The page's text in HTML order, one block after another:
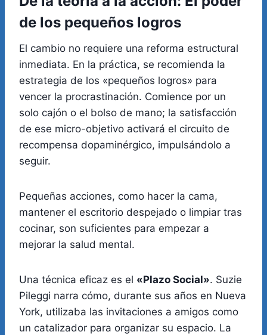
de los pequeños logros
El cambio no requiere una reforma estructural
inmediata. En la práctica, se recomienda la
estrategia de los «pequeños logros» para
vencer la procrastinación. Comience por un
solo cajón o el bolso de mano; la satisfacción
de ese micro-objetivo activará el circuito de
recompensa dopaminérgico, impulsándolo a
seguir.
Pequeñas acciones, como hacer la cama,
mantener el escritorio despejado o limpiar tras
cocinar, son suficientes para empezar a
mejorar la salud mental.
Una técnica eficaz es el «Plazo Social». Suzie
Pileggi narra cómo, durante sus años en Nueva
York, utilizaba las invitaciones a amigos como
un catalizador para organizar su espacio. La